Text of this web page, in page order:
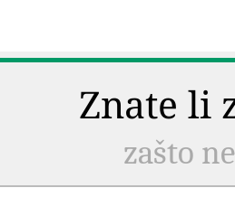
Znate li
zašto